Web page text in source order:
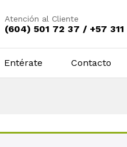
Atención al Cliente
(604) 501 72 37 / +57
Entérate Contacto